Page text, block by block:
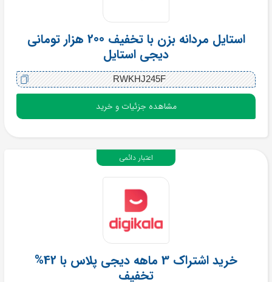
استایل مردانه بزن با تخفیف 200 هزار تومانی
دیجی استایل
RWKHJ245F
مشاهده جزئیات و خرید
خرید اشتراک 3 ماهه دیجی پلاس با 42%
تخفیف
اعتبار دائمی